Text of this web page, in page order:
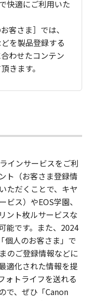
快適にご利用いた
客さま］では、
を製品登録する
わせたコンテン
きます。
インサービスをご利
ト（お客さま登録情
ただくことで、キヤ
ス）やEOS学園、
ント枚ルサービスな
能です。また、2024
個人のお客さま」で
のご登録情報などに
適化された情報を提
ォトライフを送れる
で、ぜひ「Canon